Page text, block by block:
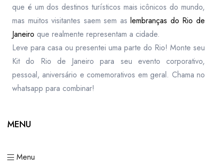
que é um dos destinos turísticos mais icônicos do mundo,
mas muitos visitantes saem sem aslembranças do Rio de
Janeiro que realmente representam a cidade.
Leve para casa ou presentei uma parte do Rio! Monte seu
Kit do Rio de Janeiro para seu evento corporativo,
pessoal, aniversário e comemorativos em geral. Chama no
whatsapp para combinar!
MENU
Menu